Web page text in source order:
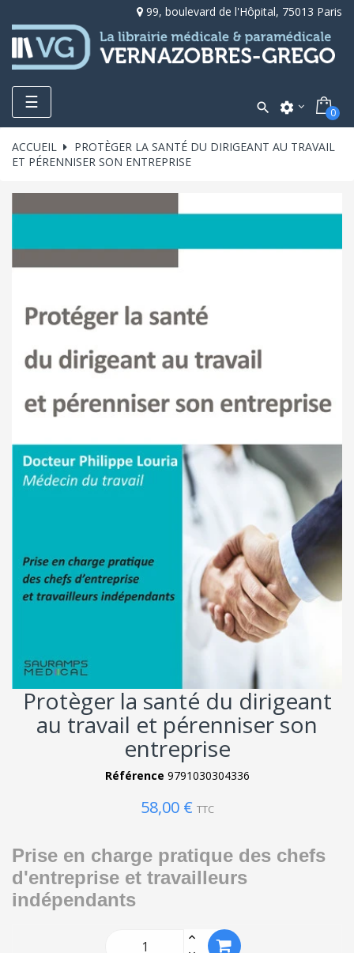
99, boulevard de l'Hôpital, 75013 Paris
Toggle
navigation
☰  settings 0
ACCUEIL
PROTÈGER LA SANTÉ DU DIRIGEANT AU TRAVAIL
ET PÉRENNISER SON ENTREPRISE
Protèger la santé du dirigeant
au travail et pérenniser son
entreprise
Référence 9791030304336
58,00 € TTC
Prise en charge pratique des chefs
d'entreprise et travailleurs
indépendants